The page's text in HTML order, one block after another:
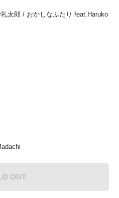
太郎 / おかしなふたり feat.Haruko
OUT